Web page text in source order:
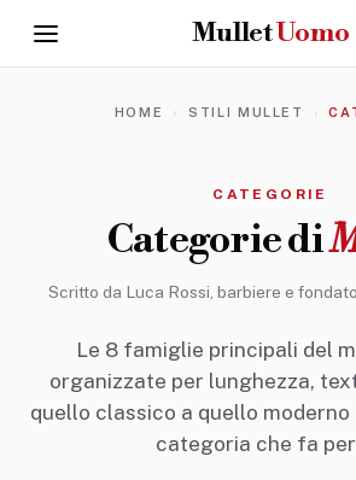
MulletUomo
Mullet
Home
Mullet
HOME STILI MULLET
CATEGORIE
Categorie di
Scritto da Luca Rossi , barbiere e
Le 8 famiglie principali del
organizzate per lunghezza,
quello classico a quello moderno
categoria che fa